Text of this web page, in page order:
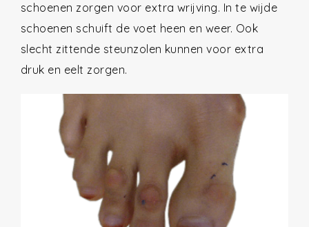
schoenen zorgen voor extra wrijving. In te wijde
schoenen schuift de voet heen en weer. Ook
slecht zittende steunzolen kunnen voor extra
druk en eelt zorgen.